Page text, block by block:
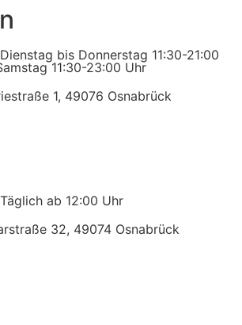
Dienstag bis Donnerstag 11:30-21:00
11:30-23:00 Uhr
1, 49076 Osnabrück
Täglich ab 12:00 Uhr
32, 49074 Osnabrück